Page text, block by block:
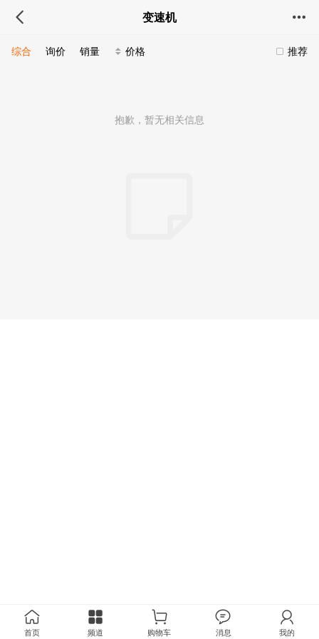
变速机
推荐
综合 询价 销量 价格
抱歉，暂无相关信息
首页 频道 购物车 消息 我的